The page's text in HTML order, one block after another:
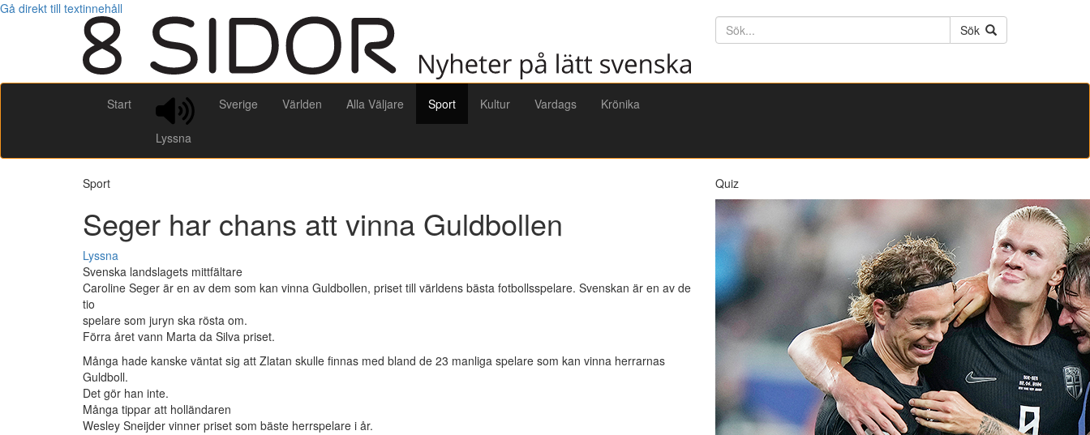
Gå direkt till textinnehåll
Söktext
Sök
Start
Lyssna
Sverige Världen Alla Väljare Sport Kultur Vardags Krönika
Sport
Seger har chans att vinna Guldbollen
Lyssna
Svenska landslagets mittfältare
Caroline Seger är en av dem som kan vinna Guldbollen, priset till världens bästa fotbollsspelare. Svenskan är en av de
tio
spelare som juryn ska rösta om.
Förra året vann Marta da Silva priset.
Många hade kanske väntat sig att Zlatan skulle finnas med bland de 23 manliga spelare som kan vinna herrarnas
Guldboll.
Det gör han inte.
Många tippar att holländaren
Wesley Sneijder vinner priset som bäste herrspelare i år.
Quiz